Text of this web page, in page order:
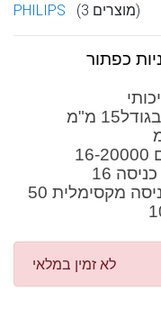
PHILIPS (3 מוצרים)
מ"מ
לא זמין במלאי